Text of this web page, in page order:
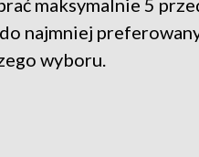
maksymalnie 5
najmniej
wyboru.